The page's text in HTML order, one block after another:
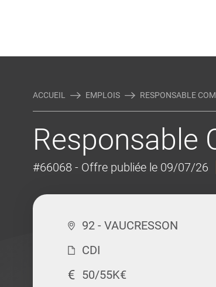
ACCUEIL EMPLOIS RESPONSABLE
Responsable
#66068 - Offre publiée le 09/07/26
92 - VAUCRESSON
CDI
50/55K€